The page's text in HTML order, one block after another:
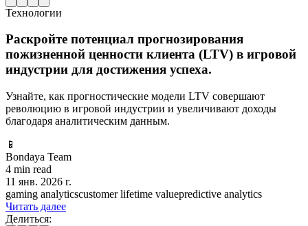
Технологии
Раскройте потенциал прогнозирования
пожизненной ценности клиента (LTV) в игровой
индустрии для достижения успеха.
Узнайте, как прогностические модели LTV совершают
революцию в игровой индустрии и увеличивают доходы
благодаря аналитическим данным.
📱
Bondaya Team
4 min read
11 янв. 2026 г.
gaming analyticscustomer lifetime valuepredictive analytics
Читать далее
Делиться: